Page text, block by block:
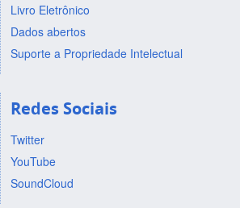
Livro Eletrônico
Dados abertos
Suporte a Propriedade Intelectual
Redes Sociais
Twitter
YouTube
SoundCloud